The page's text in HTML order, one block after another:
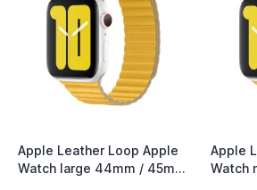
Apple Leather Loop Apple
Watch large 44mm / 45mm
Apple
Watch